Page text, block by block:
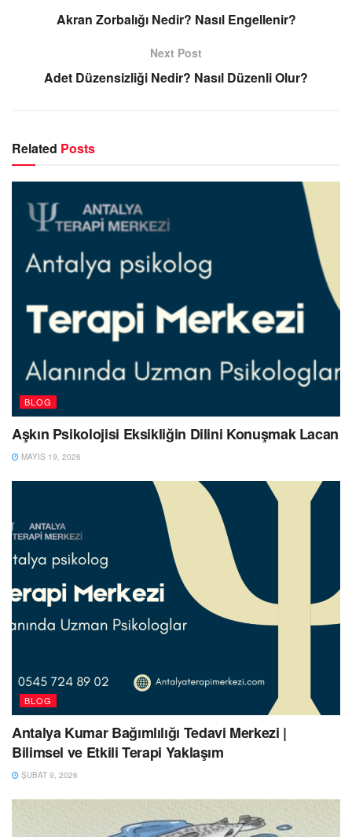
Akran Zorbalığı Nedir? Nasıl Engellenir?
Next Post
Adet Düzensizliği Nedir? Nasıl Düzenli Olur?
Related Posts
BLOG
Aşkın Psikolojisi Eksikliğin Dilini Konuşmak Lacan
MAYIS 19, 2026
BLOG
Antalya Kumar Bağımlılığı Tedavi Merkezi |
Bilimsel ve Etkili Terapi Yaklaşım
ŞUBAT 9, 2026